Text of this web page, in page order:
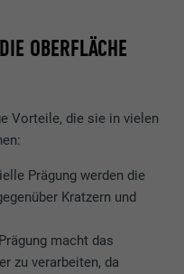
OBERFLÄCHE
Vorteile, die sie in vielen
Prägung werden die
Kratzern und
macht das
zu verarbeiten, da